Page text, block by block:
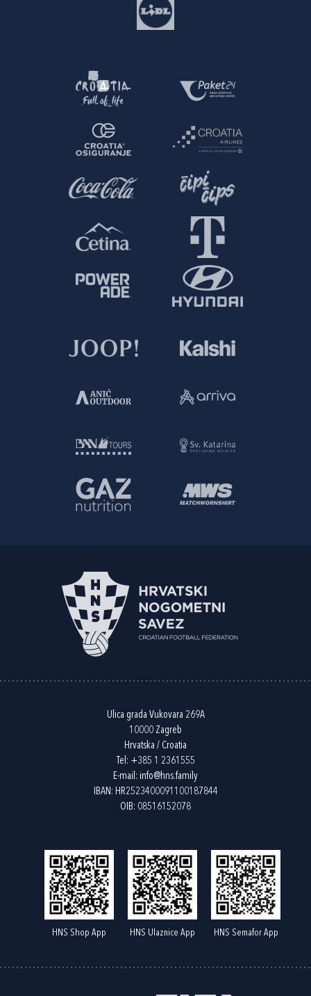
Ulica grada Vukovara 269A
10000 Zagreb
Hrvatska / Croatia
Tel: +385 1 2361555
E-mail: info@hns.family
IBAN: HR2523400091100187844
OIB: 08516152078
HNS Shop App HNS Ulaznice App HNS Semafor App